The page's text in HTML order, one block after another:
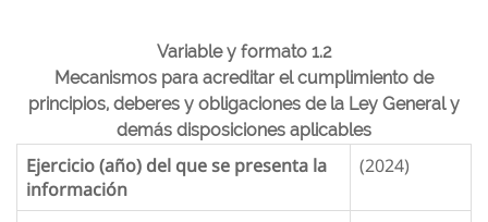
Variable y formato 1.2
Mecanismos para acreditar el cumplimiento de
principios, deberes y obligaciones de la Ley General y
demás disposiciones aplicables
Ejercicio (año) del que se presenta la
información
(2024)